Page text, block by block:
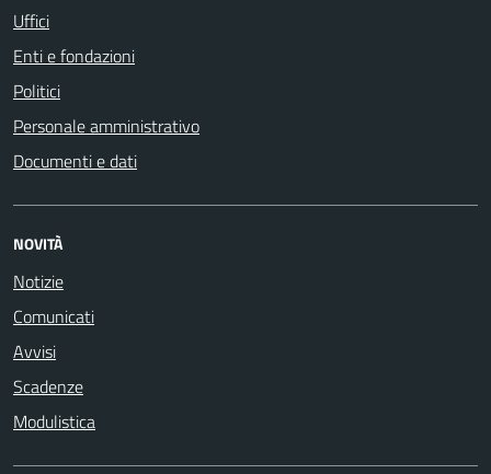
Uffici
Enti e fondazioni
Politici
Personale amministrativo
Documenti e dati
NOVITÀ
Notizie
Comunicati
Avvisi
Scadenze
Modulistica